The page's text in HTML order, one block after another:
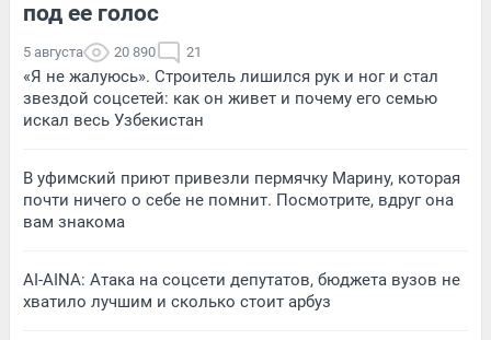
под ее голос
5 августа 20 890 21
«Я не жалуюсь». Строитель лишился рук и ног и стал
звездой соцсетей: как он живет и почему его семью
искал весь Узбекистан
В уфимский приют привезли пермячку Марину, которая
почти ничего о себе не помнит. Посмотрите, вдруг она
вам знакома
AI-AINA: Атака на соцсети депутатов, бюджета вузов не
хватило лучшим и сколько стоит арбуз